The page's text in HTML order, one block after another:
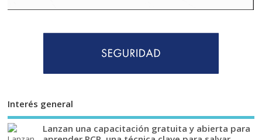
Interés general
Lanzan una capacitación gratuita y abierta para